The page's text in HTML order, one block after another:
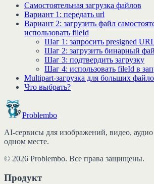
Самостоятельная загрузка файлов
Вариант 1: передать url
Вариант 2: загрузить файл
использовать fileId
Шаг 1: запросить presigned
Шаг 2: загрузить бинарный
Шаг 3: подтвердить загрузку
Шаг 4: использовать fileId в
Multipart-загрузка для больших
Что выбрать?
Problembo
AI-сервисы для изображений, видео,
одном месте.
© 2026 Problembo. Все права защищены.
Продукт